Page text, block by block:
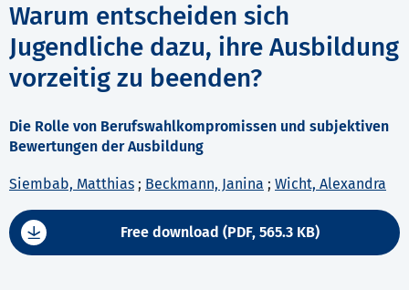
Warum entscheiden sich
Jugendliche dazu, ihre Ausbildung
vorzeitig zu beenden?
Die Rolle von Berufswahlkompromissen und subjektiven
Bewertungen der Ausbildung
Siembab, Matthias ; Beckmann, Janina ; Wicht, Alexandra
Free download (PDF, 565.3 KB)